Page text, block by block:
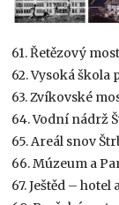
61. Řetězový
62. Vysoká
63. Zvíkovské
64. Vodní nádrž
65. Areál snov
66. Múzeum a
67. Ještěd – hotel